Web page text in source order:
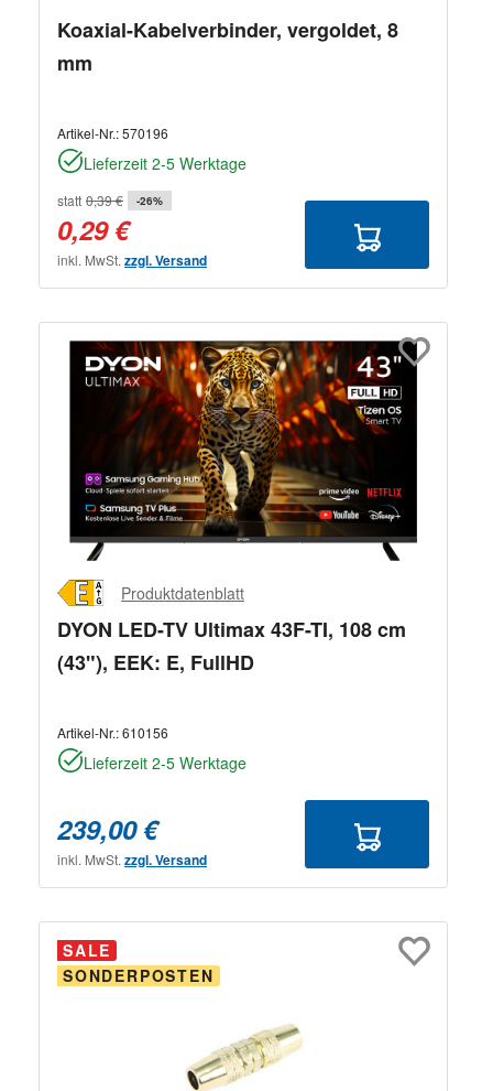
Koaxial-Kabelverbinder, vergoldet, 8
mm
Artikel-Nr.:570196
Lieferzeit 2-5 Werktage
statt 0,39 € -26%
0,29 €
inkl. MwSt. zzgl. Versand
Produktdatenblatt
DYON LED-TV Ultimax 43F-TI, 108 cm
(43"), EEK: E, FullHD
Artikel-Nr.:610156
Lieferzeit 2-5 Werktage
239,00 €
inkl. MwSt. zzgl. Versand
SALE
SONDERPOSTEN